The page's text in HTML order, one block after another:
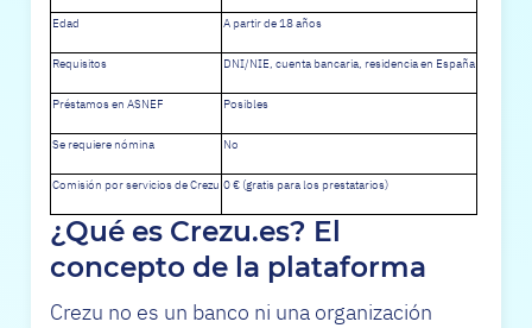
Edad A partir de 18 años
Requisitos DNI/NIE, cuenta bancaria, residencia en España
Préstamos en ASNEF Posibles
Se requiere nómina No
Comisión por servicios de Crezu 0 € (gratis para los prestatarios)
¿Qué es Crezu.es? El
concepto de la plataforma
Crezu no es un banco ni una organización